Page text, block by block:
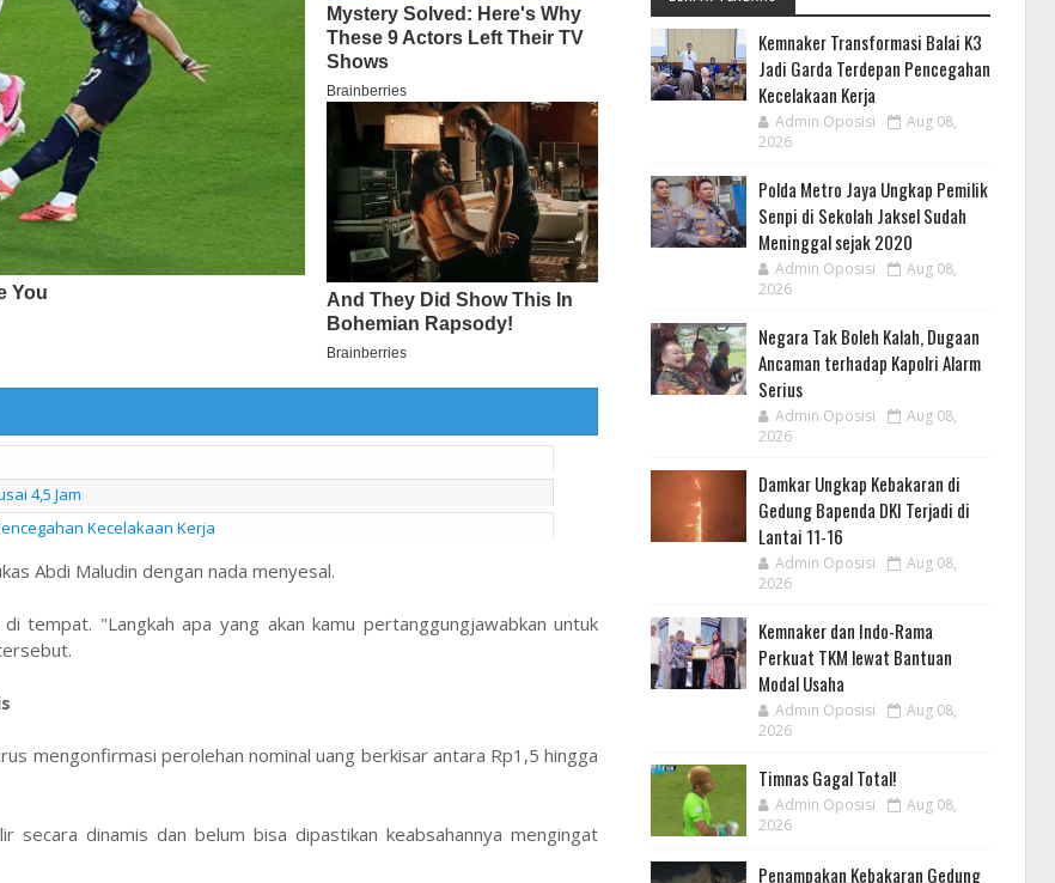
4,5 Jam
Kecelakaan Kerja
Abdi Maludin dengan nada menyesal.
tempat. "Langkah apa yang akan kamu pertanggungjawabkan untuk
mengonfirmasi perolehan nominal uang berkisar antara Rp1,5 hingga
secara dinamis dan belum bisa dipastikan keabsahannya mengingat
Kemnaker Transformasi Balai K3
Jadi Garda Terdepan Pencegahan
Kecelakaan Kerja
Admin Oposisi
Aug 08,
2026
Polda Metro Jaya Ungkap Pemilik
Senpi di Sekolah Jaksel Sudah
Meninggal sejak 2020
Admin Oposisi
Aug 08,
2026
Negara Tak Boleh Kalah, Dugaan
Ancaman terhadap Kapolri Alarm
Serius
Admin Oposisi
Aug 08,
2026
Damkar Ungkap Kebakaran di
Gedung Bapenda DKI Terjadi di
Lantai 11-16
Admin Oposisi
Aug 08,
2026
Kemnaker dan Indo-Rama
Perkuat TKM lewat Bantuan
Modal Usaha
Admin Oposisi
Aug 08,
2026
Timnas Gagal Total!
Admin Oposisi
Aug 08,
2026
Penampakan Kebakaran Gedung